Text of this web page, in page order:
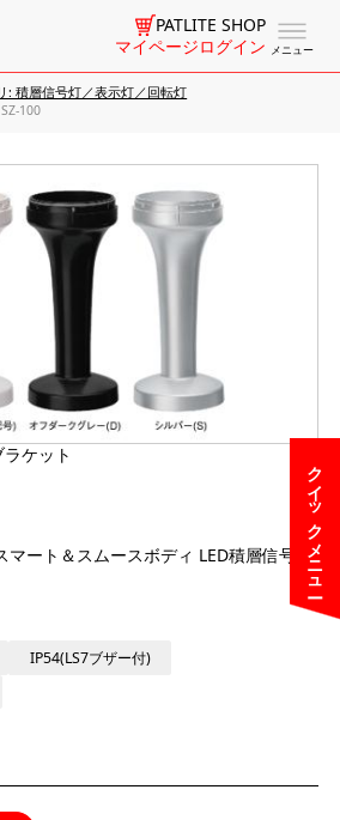
メニュー
PATLITE SHOP
マイページログイン
クイックメニュー
: 積層信号灯／表示灯／回転灯
SZ-100
ケット
マート＆スムースボディ LED積層信号灯
IP54(LS7ブザー付)